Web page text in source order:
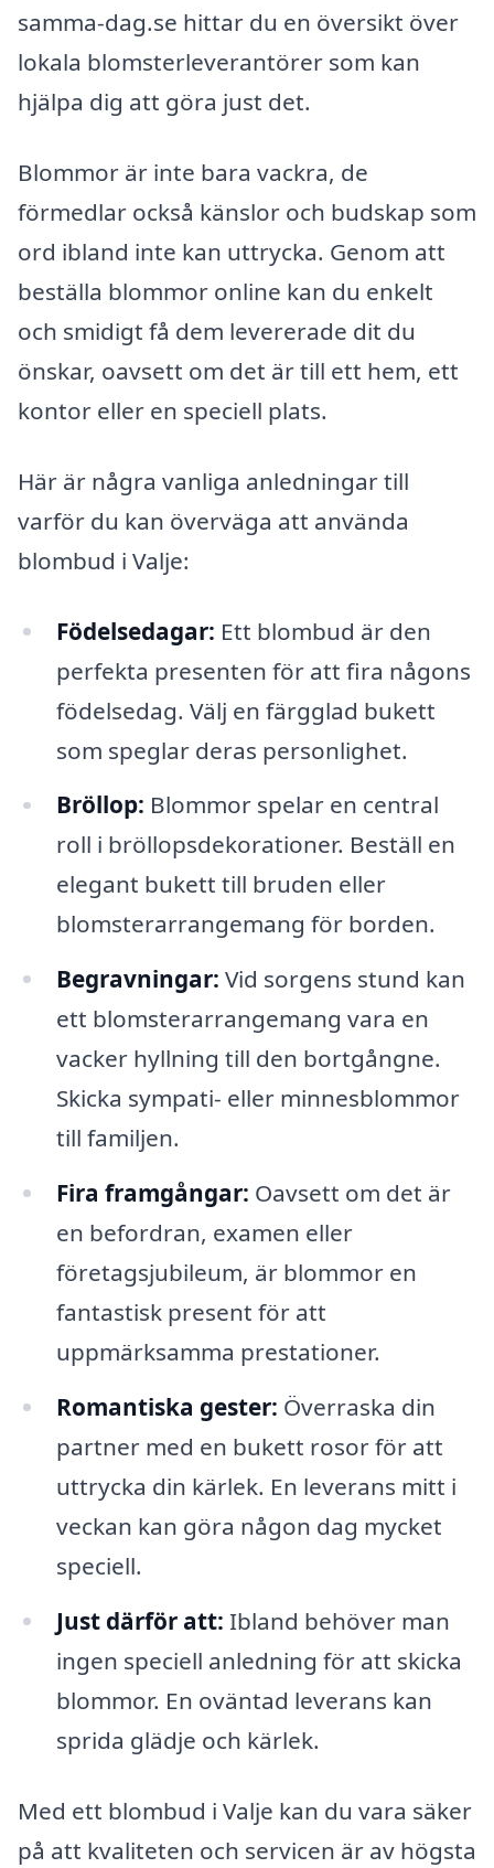
samma-dag.se hittar du en översikt över
lokala blomsterleverantörer som kan
hjälpa dig att göra just det.
Blommor är inte bara vackra, de
förmedlar också känslor och budskap som
ord ibland inte kan uttrycka. Genom att
beställa blommor online kan du enkelt
och smidigt få dem levererade dit du
önskar, oavsett om det är till ett hem, ett
kontor eller en speciell plats.
Här är några vanliga anledningar till
varför du kan överväga att använda
blombud i Valje:
Födelsedagar: Ett blombud är den
perfekta presenten för att fira någons
födelsedag. Välj en färgglad bukett
som speglar deras personlighet.
Bröllop: Blommor spelar en central
roll i bröllopsdekorationer. Beställ en
elegant bukett till bruden eller
blomsterarrangemang för borden.
Begravningar: Vid sorgens stund kan
ett blomsterarrangemang vara en
vacker hyllning till den bortgångne.
Skicka sympati- eller minnesblommor
till familjen.
Fira framgångar: Oavsett om det är
en befordran, examen eller
företagsjubileum, är blommor en
fantastisk present för att
uppmärksamma prestationer.
Romantiska gester: Överraska din
partner med en bukett rosor för att
uttrycka din kärlek. En leverans mitt i
veckan kan göra någon dag mycket
speciell.
Just därför att: Ibland behöver man
ingen speciell anledning för att skicka
blommor. En oväntad leverans kan
sprida glädje och kärlek.
Med ett blombud i Valje kan du vara säker
på att kvaliteten och servicen är av högsta